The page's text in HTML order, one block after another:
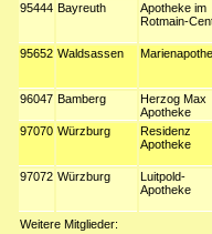
95444 Bayreuth
Apotheke im
Rotmain-
95652 Waldsassen
96047 Bamberg
Herzog Max
Apotheke
97070 Würzburg
Residenz
Apotheke
97072 Würzburg
Luitpold-
Apotheke
Weitere Mitglieder: